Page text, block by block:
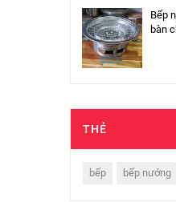
Bếp
bàn
THẺ
bếp bếp nướng